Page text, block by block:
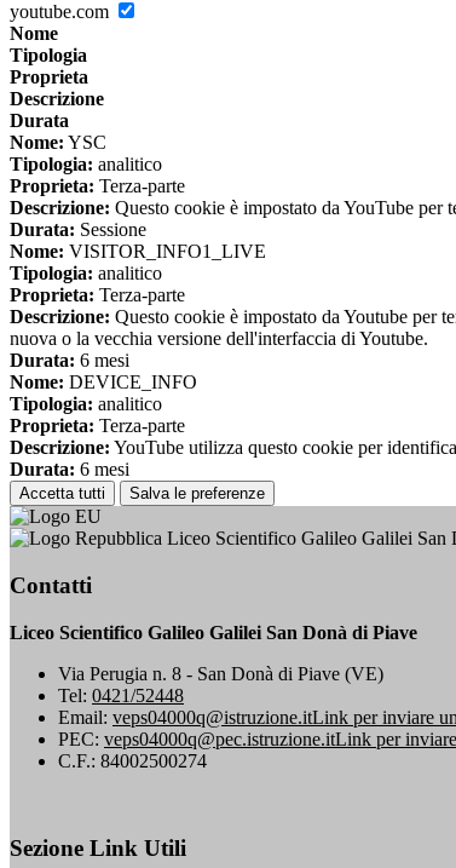
youtube.com
Nome
Tipologia
Proprieta
Descrizione
Durata
Nome: YSC
Tipologia: analitico
Proprieta: Terza-parte
Descrizione: Questo cookie è impostato da YouTube
Durata: Sessione
Nome: VISITOR_INFO1_LIVE
Tipologia: analitico
Proprieta: Terza-parte
Descrizione: Questo cookie è impostato da Youtube per
nuova o la vecchia versione dell'interfaccia di Youtube.
Durata: 6 mesi
Nome: DEVICE_INFO
Tipologia: analitico
Proprieta: Terza-parte
Descrizione: YouTube utilizza questo cookie per
Durata: 6 mesi
Accetta tutti Salva le preferenze
Liceo Scientifico Galileo Galilei San
Contatti
Liceo Scientifico Galileo Galilei San Donà di Piave
Via Perugia n. 8 - San Donà di Piave (VE)
Tel: 0421/52448
Email: veps04000q@istruzione.itLink per inviare
PEC: veps04000q@pec.istruzione.itLink per
C.F.: 84002500274
Sezione Link Utili